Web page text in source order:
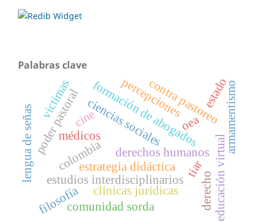
Palabras clave
derechos humanos
médicos
colombia
formación de abogados
educación virtual
estrategia didáctica
estudios interdisciplinarios
ciencias sociales
clínicas jurídicas
armamentismo
tiar
oea
poder pastoral contra pastoreo
estado
filosofía
lengua de señas
comunidad sorda
victimas percepciones
cine
derecho